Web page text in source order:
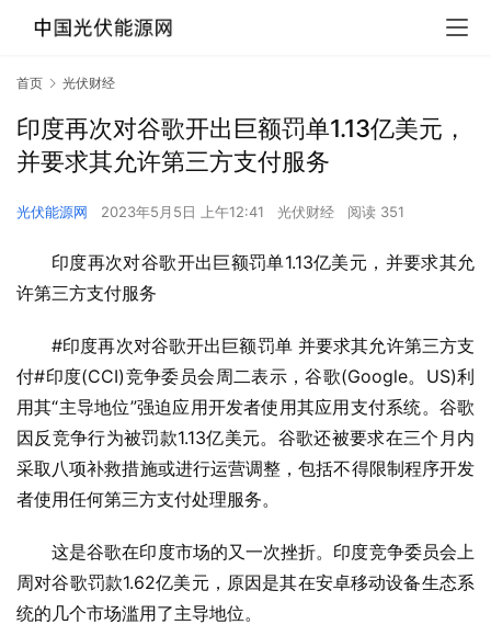
首页 光伏财经
印度再次对谷歌开出巨额罚单1.13亿美元，
并要求其允许第三方支付服务
光伏能源网 2023年5月5日 上午12:41 光伏财经 阅读 351
印度再次对谷歌开出巨额罚单1.13亿美元，并要求其允
许第三方支付服务
#印度再次对谷歌开出巨额罚单 并要求其允许第三方支
付#印度(CCI)竞争委员会周二表示，谷歌(Google。US)利
用其“主导地位”强迫应用开发者使用其应用支付系统。谷歌
因反竞争行为被罚款1.13亿美元。谷歌还被要求在三个月内
采取八项补救措施或进行运营调整，包括不得限制程序开发
者使用任何第三方支付处理服务。
这是谷歌在印度市场的又一次挫折。印度竞争委员会上
周对谷歌罚款1.62亿美元，原因是其在安卓移动设备生态系
统的几个市场滥用了主导地位。